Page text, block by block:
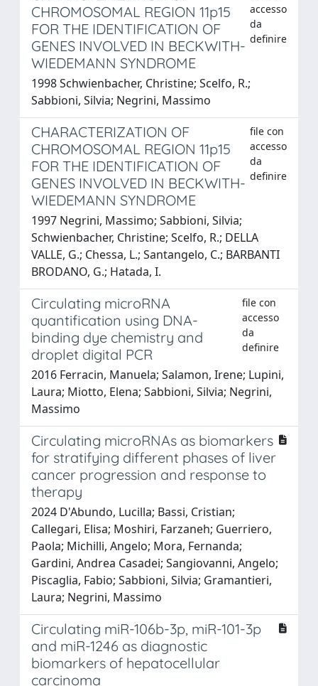
CHROMOSOMAL REGION 11p15
FOR THE IDENTIFICATION OF
GENES INVOLVED IN BECKWITH-
WIEDEMANN SYNDROME
accesso
da
definire
1998 Schwienbacher, Christine; Scelfo, R.;
Sabbioni, Silvia; Negrini, Massimo
CHARACTERIZATION OF
CHROMOSOMAL REGION 11p15
FOR THE IDENTIFICATION OF
GENES INVOLVED IN BECKWITH-
WIEDEMANN SYNDROME
file con
accesso
da
definire
1997 Negrini, Massimo; Sabbioni, Silvia;
Schwienbacher, Christine; Scelfo, R.; DELLA
VALLE, G.; Chessa, L.; Santangelo, C.; BARBANTI
BRODANO, G.; Hatada, I.
Circulating microRNA
quantification using DNA-
binding dye chemistry and
droplet digital PCR
file con
accesso
da
definire
2016 Ferracin, Manuela; Salamon, Irene; Lupini,
Laura; Miotto, Elena; Sabbioni, Silvia; Negrini,
Massimo
Circulating microRNAs as biomarkers
for stratifying different phases of liver
cancer progression and response to
therapy
2024 D'Abundo, Lucilla; Bassi, Cristian;
Callegari, Elisa; Moshiri, Farzaneh; Guerriero,
Paola; Michilli, Angelo; Mora, Fernanda;
Gardini, Andrea Casadei; Sangiovanni, Angelo;
Piscaglia, Fabio; Sabbioni, Silvia; Gramantieri,
Laura; Negrini, Massimo
Circulating miR-106b-3p, miR-101-3p
and miR-1246 as diagnostic
biomarkers of hepatocellular
carcinoma